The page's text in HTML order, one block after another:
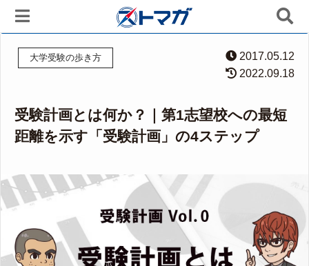
大学受験の歩き方
2017.05.12
2022.09.18
受験計画とは何か？｜第1志望校への最短
距離を示す「受験計画」の4ステップ